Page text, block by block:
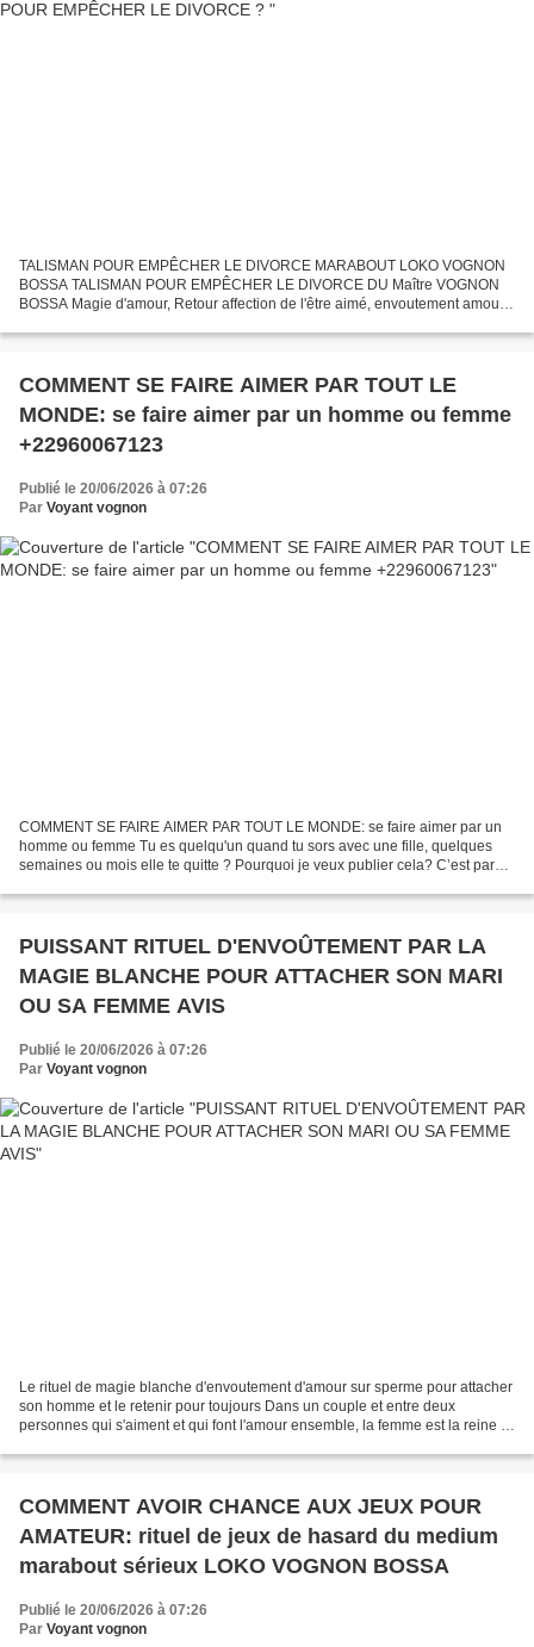
TALISMAN POUR EMPÊCHER LE DIVORCE MARABOUT LOKO VOGNON
BOSSA TALISMAN POUR EMPÊCHER LE DIVORCE DU Maître VOGNON
BOSSA Magie d'amour, Retour affection de l'être aimé, envoutement amour,
COMMENT SE FAIRE AIMER PAR TOUT LE
MONDE: se faire aimer par un homme ou femme
+22960067123
Publié le 20/06/2026 à 07:26
Par Voyant vognon
COMMENT SE FAIRE AIMER PAR TOUT LE MONDE: se faire aimer par un
homme ou femme Tu es quelqu'un quand tu sors avec une fille, quelques
semaines ou mois elle te quitte ? Pourquoi je veux publier cela? C’est parce
PUISSANT RITUEL D'ENVOÛTEMENT PAR LA
MAGIE BLANCHE POUR ATTACHER SON MARI
OU SA FEMME AVIS
Publié le 20/06/2026 à 07:26
Par Voyant vognon
Le rituel de magie blanche d'envoutement d'amour sur sperme pour attacher
son homme et le retenir pour toujours Dans un couple et entre deux
personnes qui s'aiment et qui font l'amour ensemble, la femme est la reine et
COMMENT AVOIR CHANCE AUX JEUX POUR
AMATEUR: rituel de jeux de hasard du medium
marabout sérieux LOKO VOGNON BOSSA
Publié le 20/06/2026 à 07:26
Par Voyant vognon